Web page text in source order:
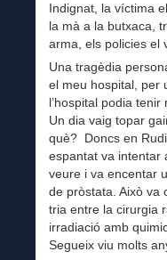
Indignat, la víctima
la mà a la butxaca,
arma, els policies el
Una tragèdia
el meu hospital, per
l’hospital podia
Un dia vaig topar
què? Doncs en
espantat va intentar
veure i va encentar
de pròstata. Això va
tria entre la cirurgia
irradiació amb
Segueix viu molts